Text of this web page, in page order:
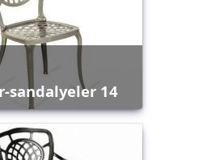
sandalyeler 14